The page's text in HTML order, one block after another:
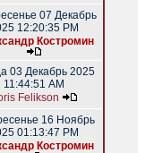
07 Декабрь
12:20:35 PM
Костромин
03 Декабрь 2025
11:44:51 AM
Felikson
16 Ноябрь
01:13:47 PM
Костромин